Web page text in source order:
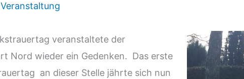
Veranstaltung
veranstaltete der
Nord wieder ein Gedenken. Das erste
an dieser Stelle jährte sich nun